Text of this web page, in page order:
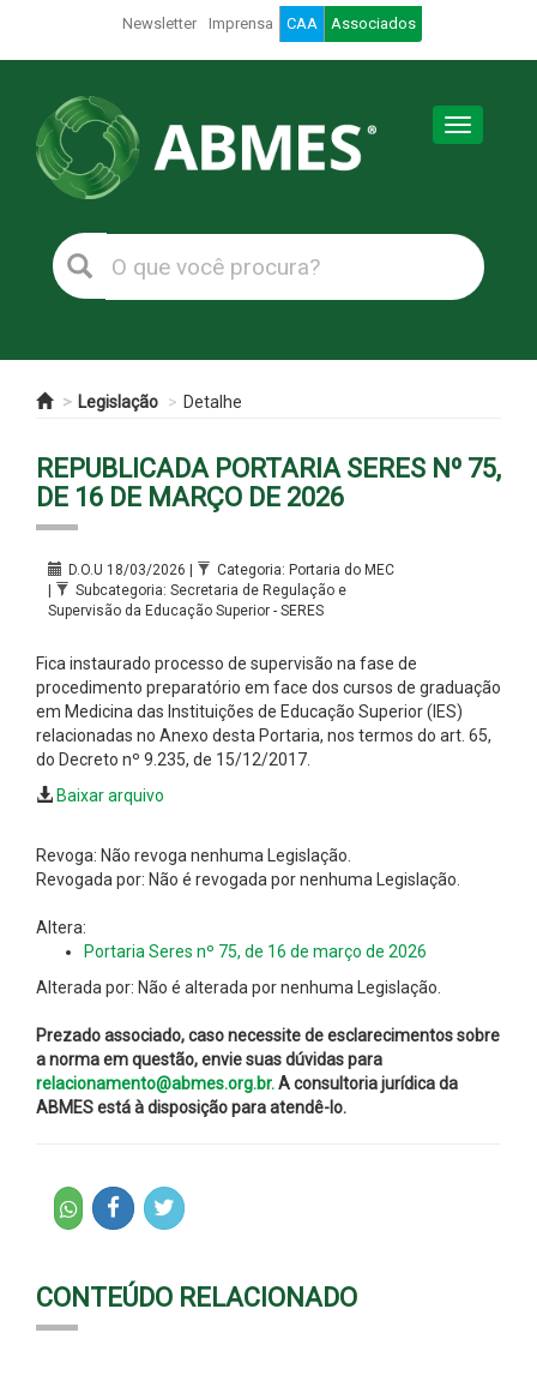
Newsletter Imprensa CAA Associados
Toggle
Legislação Detalhe
REPUBLICADA PORTARIA SERES Nº 75,
DE 16 DE MARÇO DE 2026
D.O.U 18/03/2026 |
Categoria: Portaria do MEC
|
Subcategoria: Secretaria de Regulação e
Supervisão da Educação Superior - SERES
Fica instaurado processo de supervisão na fase de
procedimento preparatório em face dos cursos de graduação
em Medicina das Instituições de Educação Superior (IES)
relacionadas no Anexo desta Portaria, nos termos do art. 65,
do Decreto nº 9.235, de 15/12/2017.
Baixar arquivo
Revoga: Não revoga nenhuma Legislação.
Revogada por: Não é revogada por nenhuma Legislação.
Altera:
Portaria Seres nº 75, de 16 de março de 2026
Alterada por: Não é alterada por nenhuma Legislação.
Prezado associado, caso necessite de esclarecimentos sobre
a norma em questão, envie suas dúvidas para
relacionamento@abmes.org.br.A consultoria jurídica da
ABMES está à disposição para atendê-lo.
CONTEÚDO RELACIONADO